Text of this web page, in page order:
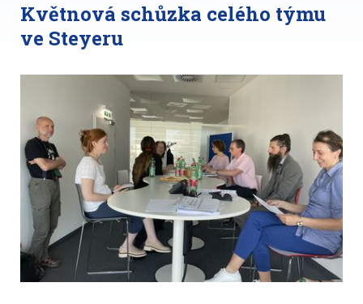
Květnová schůzka celého týmu
ve Steyeru